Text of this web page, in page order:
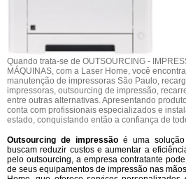
Quando trata-se de OUTSOURCING -
MÁQUINAS, com a Laser Home, você
manutenção de impressoras São Paulo,
impressoras, outsourcing de impressão,
entre outras alternativas. Apresentando
conta com profissionais especializados e
estado, conquistando então a confiança de
Outsourcing de impressão é uma
buscam reduzir custos e aumentar a
pelo outsourcing, a empresa contratante
de seus equipamentos de impressão nas